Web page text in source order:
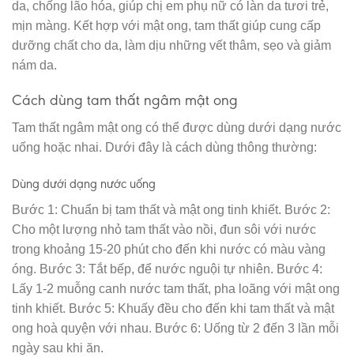
da, chống lão hóa, giúp chị em phụ nữ có làn da tươi trẻ,
mịn màng. Kết hợp với mật ong, tam thất giúp cung cấp
dưỡng chất cho da, làm dịu những vết thâm, sẹo và giảm
nám da.
Cách dùng tam thất ngâm mật ong
Tam thất ngâm mật ong có thể được dùng dưới dạng nước
uống hoặc nhai. Dưới đây là cách dùng thông thường:
Dùng dưới dạng nước uống
Bước 1: Chuẩn bị tam thất và mật ong tinh khiết. Bước 2:
Cho một lượng nhỏ tam thất vào nồi, đun sôi với nước
trong khoảng 15-20 phút cho đến khi nước có màu vàng
óng. Bước 3: Tắt bếp, để nước nguội tự nhiên. Bước 4:
Lấy 1-2 muỗng canh nước tam thất, pha loãng với mật ong
tinh khiết. Bước 5: Khuấy đều cho đến khi tam thất và mật
ong hoà quyện với nhau. Bước 6: Uống từ 2 đến 3 lần mỗi
ngày sau khi ăn.